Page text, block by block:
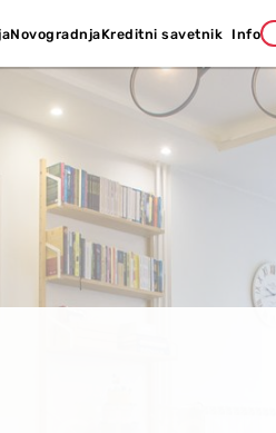
NovogradnjaKreditni savetnik Info